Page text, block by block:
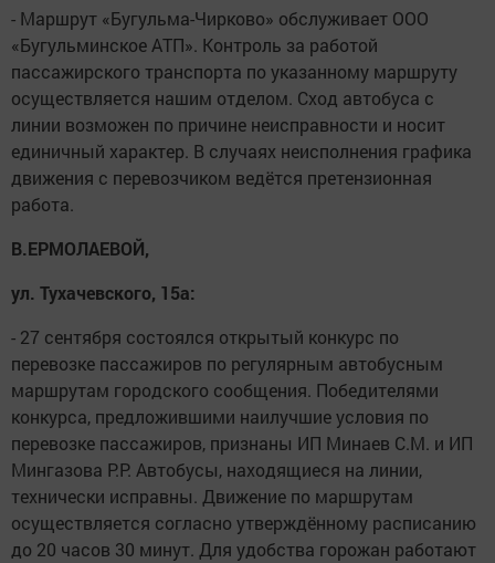
- Маршрут «Бугульма-Чирково» обслуживает ООО
«Бугульминское АТП». Контроль за работой
пассажирского транспорта по указанному маршруту
осуществляется нашим отделом. Сход автобуса с
линии возможен по причине неисправности и носит
единичный характер. В случаях неисполнения графика
движения с перевозчиком ведётся претензионная
работа.
В.ЕРМОЛАЕВОЙ,
ул. Тухачевского, 15а:
- 27 сентября состоялся открытый конкурс по
перевозке пассажиров по регулярным автобусным
маршрутам городского сообщения. Победителями
конкурса, предложившими наилучшие условия по
перевозке пассажиров, признаны ИП Минаев С.М. и ИП
Мингазова Р.Р. Автобусы, находящиеся на линии,
технически исправны. Движение по маршрутам
осуществляется согласно утверждённому расписанию
до 20 часов 30 минут. Для удобства горожан работают